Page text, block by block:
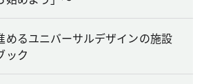
めるユニバーサルデザインの施設
ック